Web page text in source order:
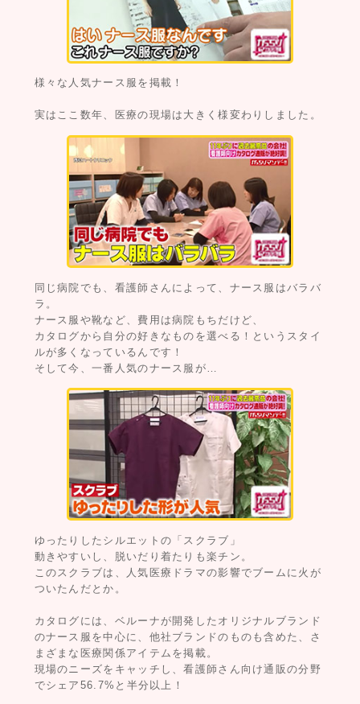
様々な人気ナース服を掲載！
実はここ数年、医療の現場は大きく様変わりしました。
同じ病院でも、看護師さんによって、ナース服はバラバ
ラ。
ナース服や靴など、費用は病院もちだけど、
カタログから自分の好きなものを選べる！というスタイ
ルが多くなっているんです！
そして今、一番人気のナース服が…
ゆったりしたシルエットの「スクラブ」
動きやすいし、脱いだり着たりも楽チン。
このスクラブは、人気医療ドラマの影響でブームに火が
ついたんだとか。
カタログには、ベルーナが開発したオリジナルブランド
のナース服を中心に、他社ブランドのものも含めた、さ
まざまな医療関係アイテムを掲載。
現場のニーズをキャッチし、看護師さん向け通販の分野
でシェア56.7%と半分以上！